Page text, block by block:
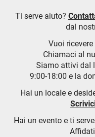
Ti serve aiuto?
dal
Vuoi
Chiamaci al
Siamo attivi dal
9:00-18:00 e la
Hai un locale e
Hai un evento e ti